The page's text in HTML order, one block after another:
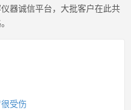
器诚信平台，大批客户在此共
受伤